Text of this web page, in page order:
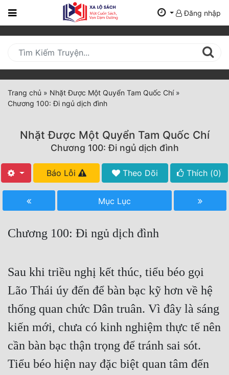
Trang
Mới
Cập
Nhật
(current)
Thể Loại
Tất Cả
Hoàn Thành
Truyện Convert
Truyện Dịch
Truyện Nhập Môn
Truyện ngắn
Xa Lộ Dịch
Đăng nhập
Trang chủ » Nhặt Được Một Quyển Tam Quốc Chí»
Chương 100: Đi ngủ dịch đình
Nhặt Được Một Quyển Tam Quốc Chí
Chương 100: Đi ngủ dịch đình
Báo Lỗi Theo Dõi Thích (0)
Mục Lục
Chương 100: Đi ngủ dịch đình
Sau khi triều nghị kết thúc, tiểu béo gọi
Lão Thái úy đến để bàn bạc kỹ hơn về hệ
thống quan chức Dân truân. Vì đây là sáng
kiến mới, chưa có kinh nghiệm thực tế nên
cần bàn bạc thận trọng để tránh sai sót.
Tiểu béo hiện nay đặc biệt quan tâm đến